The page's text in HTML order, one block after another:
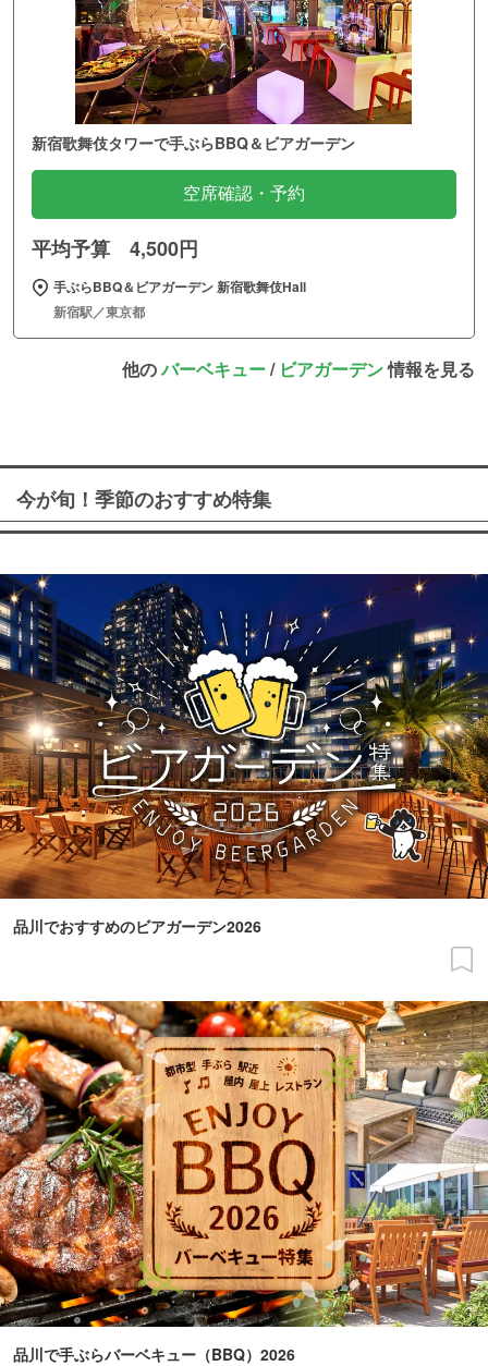
新宿歌舞伎タワーで手ぶらBBQ＆ビアガーデン
空席確認・予約
平均予算 4,500円
手ぶらBBQ＆ビアガーデン 新宿歌舞伎Hall
新宿駅／東京都
他のバーベキュー/ ビアガーデン情報を見る
今が旬！季節のおすすめ特集
品川でおすすめのビアガーデン2026
品川で手ぶらバーベキュー（BBQ）2026